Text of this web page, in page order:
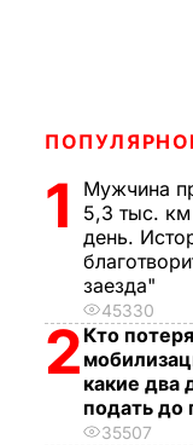
1
Мужчина
5,3 тыс.
день.
заезда"
45330
2 Кто
какие два
подать до
35507